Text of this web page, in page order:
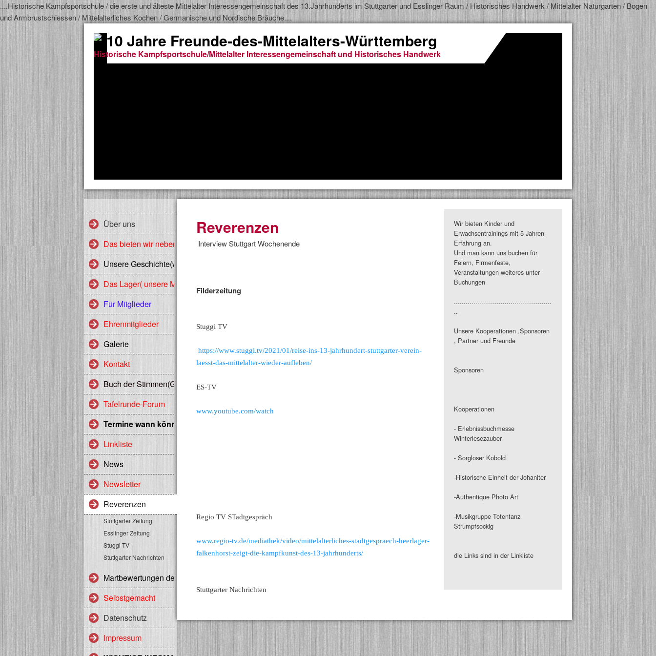
....Historische Kampfsportschule / die erste und älteste Mittelalter Interessengemeinschaft des 13.Jahrhunderts im Stuttgarter und Esslinger Raum / Historisches Handwerk / Mittelalter Naturgarten / Bogen
und Armbrustschiessen / Mittelalterliches Kochen / Germanische und Nordische Bräuche....
10 Jahre Freunde-des-Mittelalters-Württemberg
Historische Kampfsportschule/Mittelalter Interessengemeinschaft und Historisches Handwerk
Über uns
Das bieten wir neben 10 Jahre Erfahrung
Unsere Geschichte(wird bei neuen Mitgliedern angepasst)
Das Lager( unsere Mitglieder)
Für Mitglieder
Ehrenmitglieder
Galerie
Kontakt
Buch der Stimmen(Gästebuch)
Tafelrunde-Forum
Termine wann könnt Ihr uns Kennenlernen
Linkliste
News
Newsletter
Reverenzen
Stuttgarter Zeitung
Esslinger Zeitung
Stuggi TV
Stuttgarter Nachrichten
Martbewertungen des Heerlagers
Selbstgemacht
Datenschutz
Impressum
Reverenzen
Interview Stuttgart Wochenende
Filderzeitung
Stuggi TV
https://www.stuggi.tv/2021/01/reise-ins-13-jahrhundert-stuttgarter-verein-
laesst-das-mittelalter-wieder-aufleben/
ES-TV
www.youtube.com/watch
Regio TV STadtgespräch
www.regio-tv.de/mediathek/video/mittelalterliches-stadtgespraech-heerlager-
falkenhorst-zeigt-die-kampfkunst-des-13-jahrhunderts/
Stuttgarter Nachrichten
Wir bieten Kinder und
Erwachsentrainings mit 5 Jahren
Erfahrung an.
Und man kann uns buchen für
Feiern, Firmenfeste,
Veranstaltungen weiteres unter
Buchungen
..................................................
..
Unsere Kooperationen ,Sponsoren
, Partner und Freunde
Sponsoren
Kooperationen
- Erlebnissbuchmesse
Winterlesezauber
- Sorgloser Kobold
-Historische Einheit der Johaniter
-Authentique Photo Art
-Musikgruppe Totentanz
Strumpfsockig
die Links sind in der Linkliste